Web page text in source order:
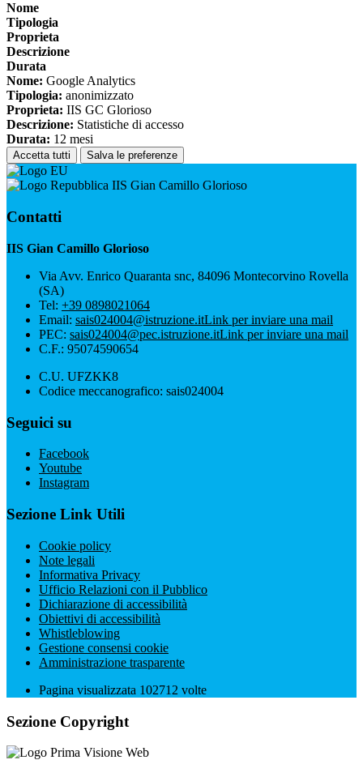
Nome
Tipologia
Proprieta
Descrizione
Durata
Nome: Google Analytics
Tipologia: anonimizzato
Proprieta: IIS GC Glorioso
Descrizione: Statistiche di accesso
Durata: 12 mesi
Accetta tutti Salva le preferenze
IIS Gian Camillo Glorioso
Contatti
IIS Gian Camillo Glorioso
Via Avv. Enrico Quaranta snc, 84096 Montecorvino Rovella
(SA)
Tel: +39 0898021064
Email: sais024004@istruzione.itLink per inviare una mail
PEC: sais024004@pec.istruzione.itLink per inviare una mail
C.F.: 95074590654
C.U. UFZKK8
Codice meccanografico: sais024004
Seguici su
Facebook
Youtube
Instagram
Sezione Link Utili
Cookie policy
Note legali
Informativa Privacy
Ufficio Relazioni con il Pubblico
Dichiarazione di accessibilità
Obiettivi di accessibilità
Whistleblowing
Gestione consensi cookie
Amministrazione trasparente
Pagina visualizzata 102712 volte
Sezione Copyright